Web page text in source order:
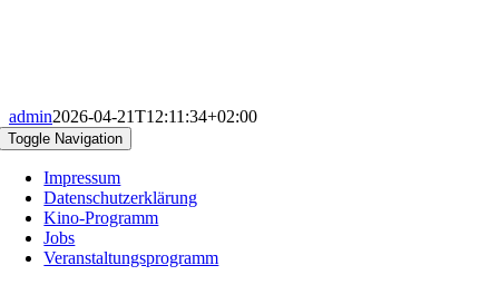
admin2026-04-21T12:11:34+02:00
Toggle Navigation
Impressum
Datenschutzerklärung
Kino-Programm
Jobs
Veranstaltungsprogramm